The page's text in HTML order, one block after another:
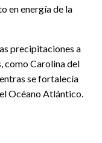
en energía de la
precipitaciones a
como Carolina del
se fortalecía
Océano Atlántico.